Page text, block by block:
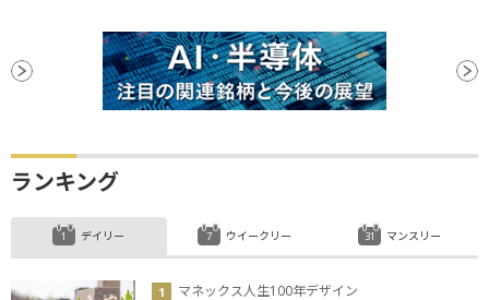
ランキング
デイリー
マネックス人生100年デザイン
ウイークリー マンスリー